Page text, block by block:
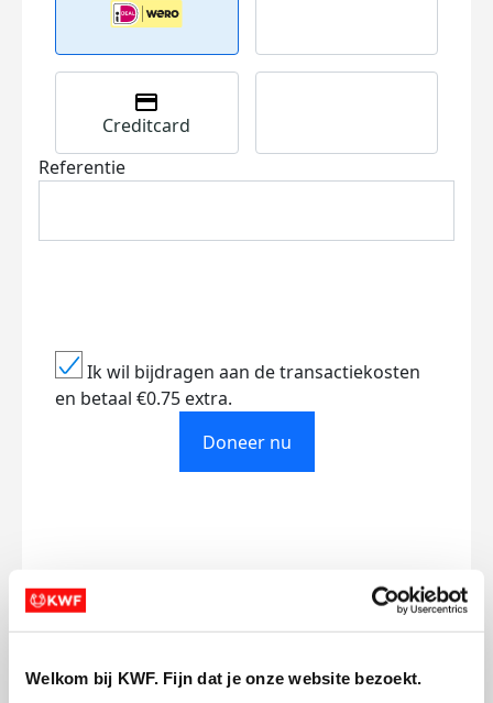
Welkom bij KWF. Fijn dat je onze website bezoekt.
Creditcard
Referentie
Ik wil bijdragen aan de transactiekosten
en betaal €0.75 extra.
Doneer nu
€215 €500
Doneer